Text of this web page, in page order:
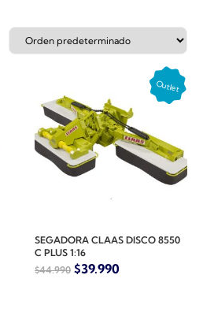
SEGADORA CLAAS DISCO 8550
C PLUS 1:16
$44.990 $39.990